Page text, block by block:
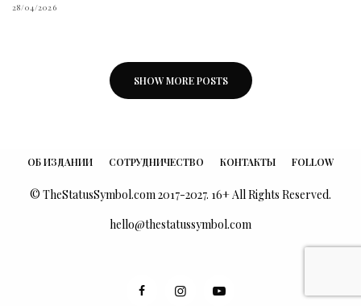
28/04/2026
SHOW MORE POSTS
ОБ ИЗДАНИИ СОТРУДНИЧЕСТВО КОНТАКТЫ FOLLOW
© TheStatusSymbol.com 2017-2027. 16+ All Rights Reserved.
hello@thestatussymbol.com